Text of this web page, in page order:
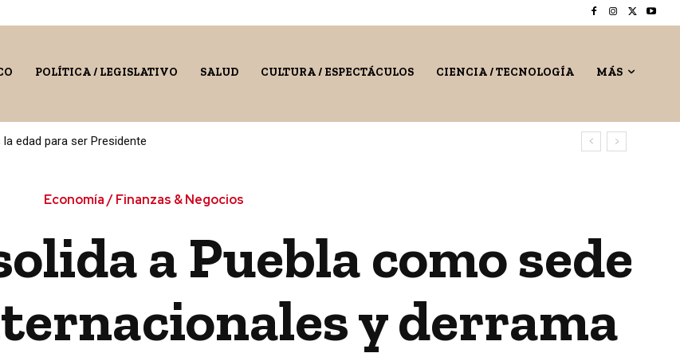
POLÍTICA / LEGISLATIVO SALUD CULTURA / ESPECTÁCULOS CIENCIA / TECNOLOGÍA MÁS
edad para ser Presidente
Economía / Finanzas & Negocios
a Puebla como sede
y derrama